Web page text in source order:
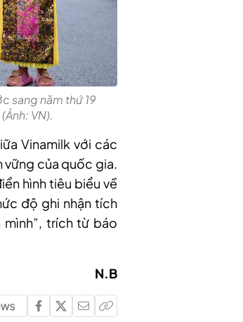
sang năm thứ 19
VN).
Vinamilk với các
vững của quốc gia.
hình tiêu biểu về
độ ghi nhận tích
trích từ báo
N.B